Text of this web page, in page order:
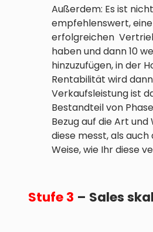
Außerdem: Es ist nicht
empfehlenswert,
erfolgreichen
haben und dann 10
hinzuzufügen, in der
Rentabilität wird
Verkaufsleistung ist
Bestandteil von
Bezug auf die Art und
diese messt, als
Weise, wie Ihr diese
Stufe 3 – Sales